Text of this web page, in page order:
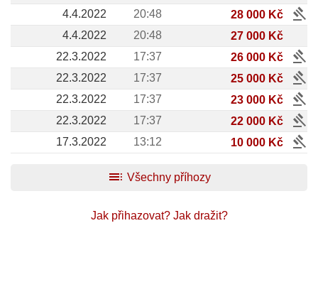
4.4.2022
20:48 28 000 Kč gavel
4.4.2022 20:48
27 000 Kč
22.3.2022
17:37 26 000 Kč gavel
22.3.2022 17:37 25 000 Kč gavel
22.3.2022 17:37 23 000 Kč gavel
22.3.2022 17:37 22 000 Kč gavel
17.3.2022 13:12 10 000 Kč
gavel
toc Všechny příhozy
Jak přihazovat? Jak dražit?